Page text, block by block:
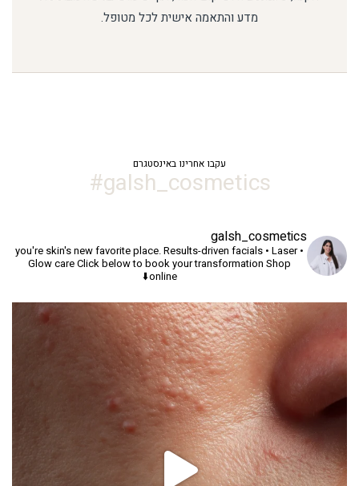
מדע והתאמה אישית לכל מטופל.
עקבו אחרינו באינסטגרם
galsh_cosmetics#
galsh_cosmetics
you're skin's new favorite place.Results-driven facials • Laser •
Glow careClick below to book your transformation Shop
online⬇️